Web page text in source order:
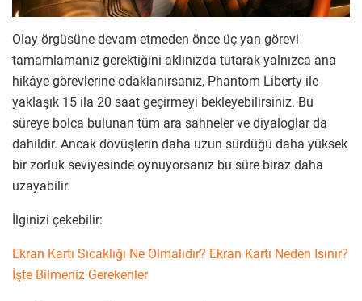
Olay örgüsüne devam etmeden önce üç yan görevi
tamamlamanız gerektiğini aklınızda tutarak yalnızca ana
hikâye görevlerine odaklanırsanız, Phantom Liberty ile
yaklaşık 15 ila 20 saat geçirmeyi bekleyebilirsiniz. Bu
süreye bolca bulunan tüm ara sahneler ve diyaloglar da
dahildir. Ancak dövüşlerin daha uzun sürdüğü daha yüksek
bir zorluk seviyesinde oynuyorsanız bu süre biraz daha
uzayabilir.
İlginizi çekebilir:
Ekran Kartı Sıcaklığı Ne Olmalıdır? Ekran Kartı Neden Isınır?
İşte Bilmeniz Gerekenler